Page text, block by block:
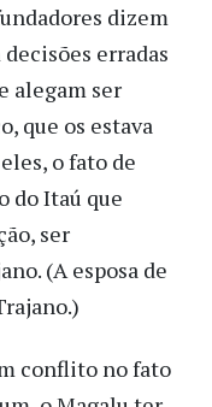
dizem
erradas
alegam ser
que os estava
o fato de
do Itaú que
ser
(A esposa de
conflito no fato